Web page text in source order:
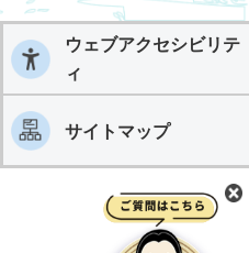
ウェブアクセシビリテ
ィ
サイトマップ